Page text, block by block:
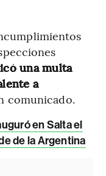
una multa
a
comunicado.
en Salta el
de la Argentina